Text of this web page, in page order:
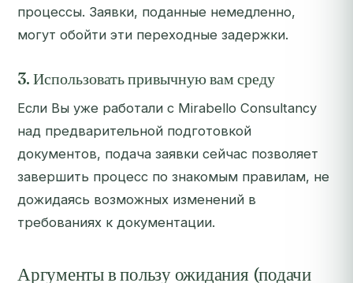
процессы. Заявки, поданные немедленно,
могут обойти эти переходные задержки.
3. Использовать привычную вам среду
Если Вы уже работали с Mirabello Consultancy
над предварительной подготовкой
документов, подача заявки сейчас позволяет
завершить процесс по знакомым правилам, не
дожидаясь возможных изменений в
требованиях к документации.
Аргументы в пользу ожидания (подачи